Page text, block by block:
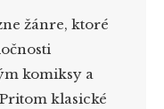
žánre, ktoré
komiksy a
klasické